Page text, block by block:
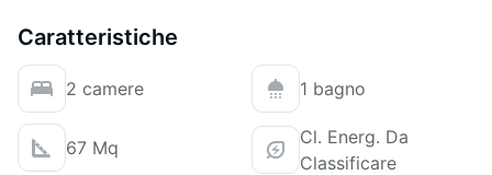
Caratteristiche
2 camere 1 bagno
67 Mq
Cl. Energ. Da
Classificare